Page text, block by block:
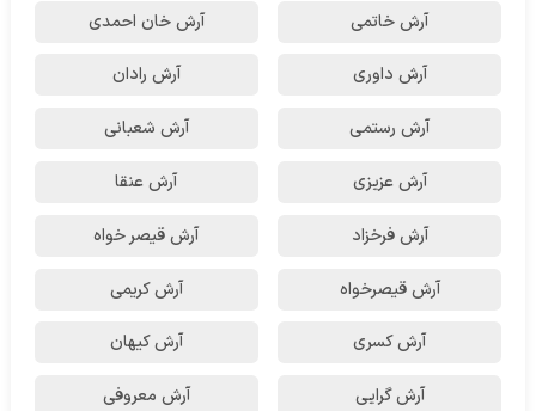
آرش خاتمی آرش خان احمدی
آرش داوری آرش رادان
آرش رستمى آرش شعبانی
آرش عزیزی آرش عنقا
آرش فرخزاد آرش قیصر خواه
آرش قیصرخواه آرش کریمی
آرش کسری آرش کیهان
آرش گرایی آرش معروفی